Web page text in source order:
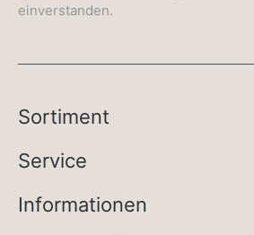
einverstanden.
Sortiment
Service
Informationen